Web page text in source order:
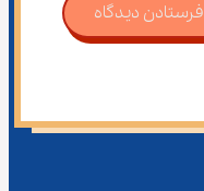
فرستادن دیدگاه